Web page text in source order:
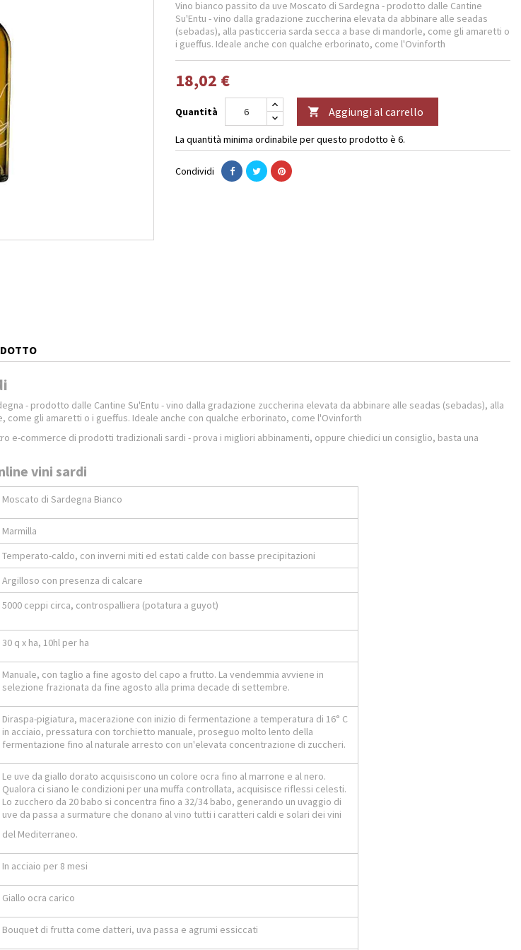
Vino bianco passito da uve Moscato di Sardegna - prodotto dalle Cantine
Su'Entu - vino dalla gradazione zuccherina elevata da abbinare alle seadas
(sebadas), alla pasticceria sarda secca a base di mandorle, come gli amaretti o
i gueffus. Ideale anche con qualche erborinato, come l'Ovinforth
18,02 €
Quantità  Aggiungi al carrello
La quantità minima ordinabile per questo prodotto è 6.
Condividi
- prodotto dalle Cantine Su'Entu - vino dalla gradazione zuccherina elevata da abbinare alle seadas (sebadas), alla
come gli amaretti o i gueffus. Ideale anche con qualche erborinato, come l'Ovinforth
e-commerce di prodotti tradizionali sardi - prova i migliori abbinamenti, oppure chiedici un consiglio, basta una
vini sardi
Moscato di Sardegna Bianco
Marmilla
Temperato-caldo, con inverni miti ed estati calde con basse precipitazioni
Argilloso con presenza di calcare
5000 ceppi circa, controspalliera (potatura a guyot)
30 q x ha, 10hl per ha
Manuale, con taglio a fine agosto del capo a frutto. La vendemmia avviene in
selezione frazionata da fine agosto alla prima decade di settembre.
Diraspa-pigiatura, macerazione con inizio di fermentazione a temperatura di 16° C
in acciaio, pressatura con torchietto manuale, proseguo molto lento della
fermentazione fino al naturale arresto con un'elevata concentrazione di zuccheri.
Le uve da giallo dorato acquisiscono un colore ocra fino al marrone e al nero.
Qualora ci siano le condizioni per una muffa controllata, acquisisce riflessi celesti.
Lo zucchero da 20 babo si concentra fino a 32/34 babo, generando un uvaggio di
uve da passa a surmature che donano al vino tutti i caratteri caldi e solari dei vini
del Mediterraneo.
In acciaio per 8 mesi
Giallo ocra carico
Bouquet di frutta come datteri, uva passa e agrumi essiccati